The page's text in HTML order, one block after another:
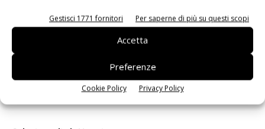
Gestisci 1771 fornitori Per saperne di più su questi scopi
Accetta
Preferenze
Cookie Policy Privacy Policy
Salva il mio nome, email e sito web in questo browser per i
prossimi commenti.